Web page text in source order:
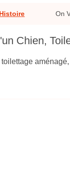
On
Chien,